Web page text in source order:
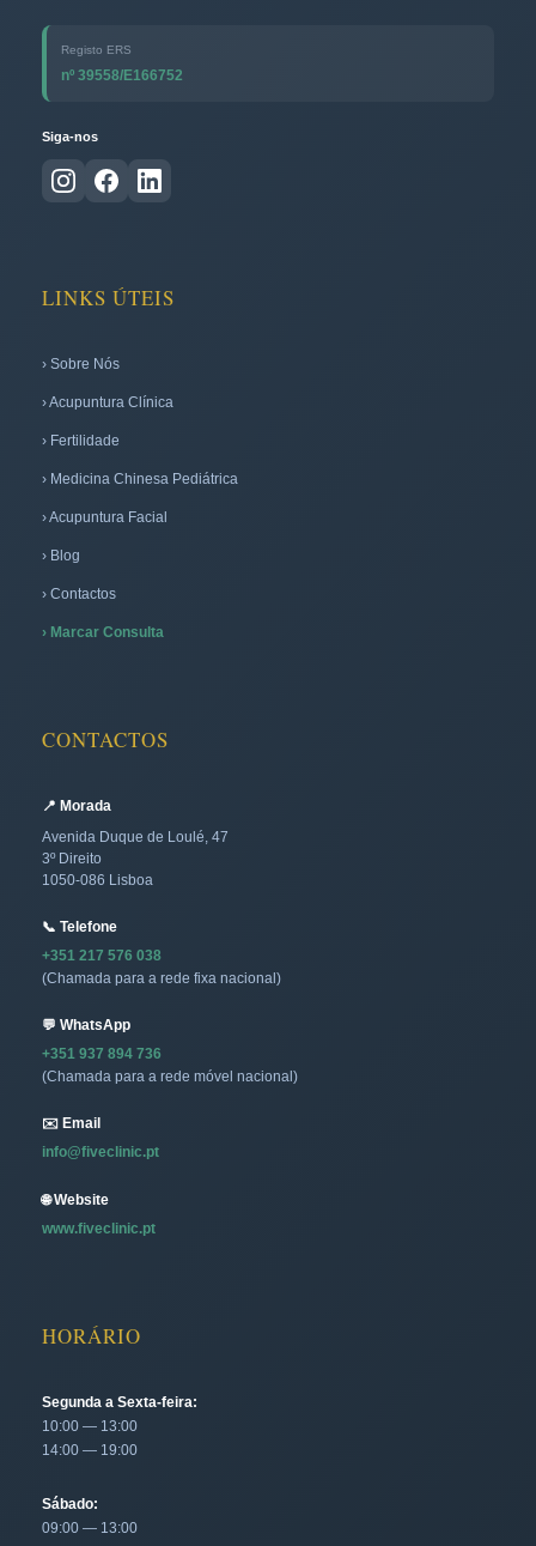
Registo ERS
nº 39558/E166752
Siga-nos
LINKS ÚTEIS
› Sobre Nós
› Acupuntura Clínica
› Fertilidade
› Medicina Chinesa Pediátrica
› Acupuntura Facial
› Blog
› Contactos
› Marcar Consulta
CONTACTOS
📍 Morada
Avenida Duque de Loulé, 47
3º Direito
1050-086 Lisboa
📞 Telefone
+351 217 576 038
(Chamada para a rede fixa nacional)
💬 WhatsApp
+351 937 894 736
(Chamada para a rede móvel nacional)
✉️ Email
info@fiveclinic.pt
🌐 Website
www.fiveclinic.pt
HORÁRIO
Segunda a Sexta-feira:
10:00 — 13:00
14:00 — 19:00
Sábado:
09:00 — 13:00